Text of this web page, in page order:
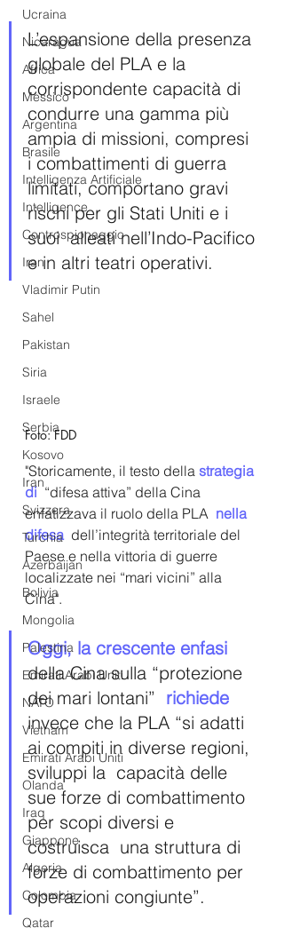
Ucraina
Nicaragua
Africa
Messico
Argentina
Brasile
Intelligenza Artificiale
Intelligence
Controspionaggio
Iran
Vladimir Putin
Sahel
Pakistan
Siria
Israele
Serbia
Kosovo
Iran
Svizzera
Turchia
Azerbaijan
Bolivia
Mongolia
Palestina
Emirati Arabi Uniti
NATO
Vietnam
Emirati Arabi Uniti
Olanda
Iraq
Giappone
Algeria
Colombia
Qatar
L’espansione della presenza
globale del PLA e la
corrispondente capacità di
condurre una gamma più
ampia di missioni, compresi
i combattimenti di guerra
limitati, comportano gravi
rischi per gli Stati Uniti e i
suoi  alleati nell’Indo-Pacifico
e in altri teatri operativi.
Foto: FDD
"Storicamente, il testo della strategia
di “difesa attiva” della Cina
enfatizzava il ruolo della PLA nella
difesa dell’integrità territoriale del
Paese e nella vittoria di guerre
localizzate nei “mari vicini” alla
Cina".
Oggi, la crescente enfasi
della Cina sulla “protezione
dei mari lontani” richiede
invece che la PLA “si adatti
ai compiti in diverse regioni,
sviluppi la  capacità delle
sue forze di combattimento
per scopi diversi e
costruisca  una struttura di
forze di combattimento per
operazioni congiunte”.